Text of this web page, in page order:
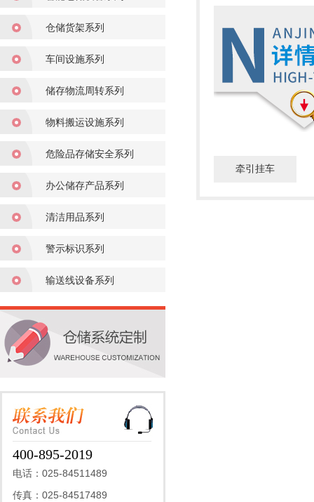
仓储货架系列
车间设施系列
储存物流周转系列
物料搬运设施系列
危险品存储安全系列
办公储存产品系列
清洁用品系列
警示标识系列
输送线设备系列
400-895-2019
电话： 025-84511489
传真： 025-84517489
牵引挂车